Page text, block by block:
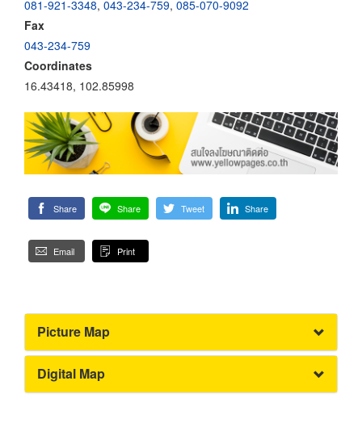
081-921-3348, 043-234-759, 085-070-9092
Fax
043-234-759
Coordinates
16.43418, 102.85998
Share Share Tweet Share
Email Print
Picture Map
Digital Map